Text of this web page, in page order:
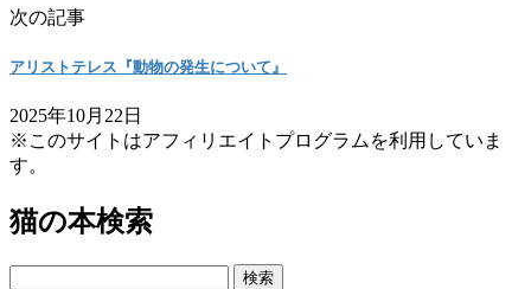
次の記事
アリストテレス『動物の発生について』
2025年10月22日
※このサイトはアフィリエイトプログラムを利用していま
す。
猫の本検索